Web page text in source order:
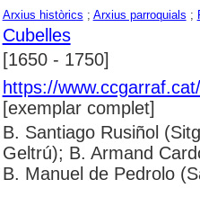
Arxius històrics ; Arxius parroquials ;
Cubelles
[1650 - 1750]
https://
[exemplar complet]
B. Santiago Rusiñol
Geltrú); B. Armand
B. Manuel de Pedrolo